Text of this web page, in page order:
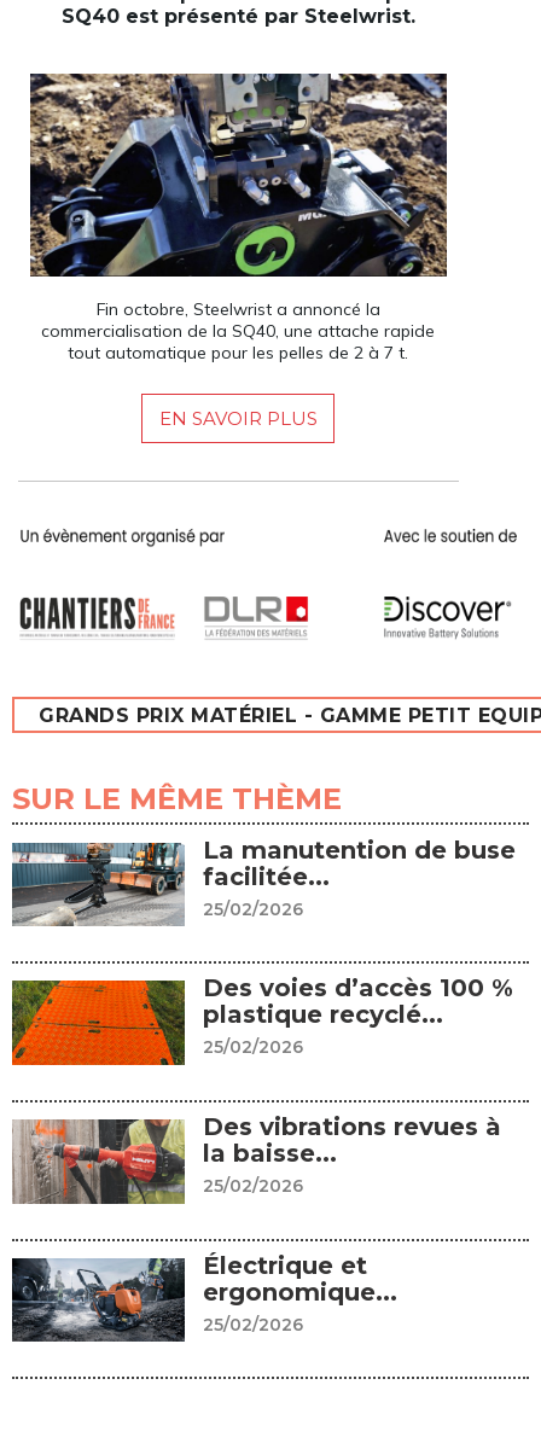
GRANDS PRIX MATÉRIEL - GAMME PETIT
SUR LE MÊME THÈME
La manutention de buse
facilitée...
25/02/2026
Des voies d’accès 100 %
plastique recyclé...
25/02/2026
Des vibrations revues à
la baisse...
25/02/2026
Électrique et
ergonomique...
25/02/2026